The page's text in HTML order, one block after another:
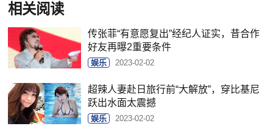
相关阅读
传张菲“有意愿复出”经纪人证实，昔合作
好友再曝2重要条件
娱乐 2023-02-02
超辣人妻赴日旅行前“大解放”，穿比基尼
跃出水面太震撼
娱乐 2023-02-02